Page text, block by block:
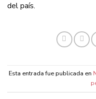
del país.
Esta entrada fue publicada en